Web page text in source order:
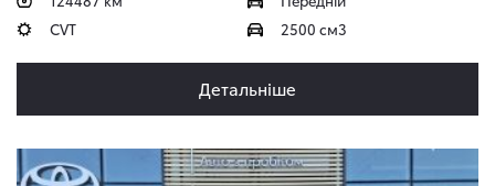
CVT
2500 см3
Детальніше